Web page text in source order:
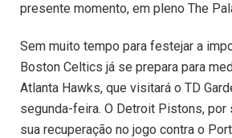
presente momento, em pleno The
Sem muito tempo para festejar a
Boston Celtics já se prepara para
Atlanta Hawks, que visitará o TD
segunda-feira. O Detroit Pistons, por
sua recuperação no jogo contra o